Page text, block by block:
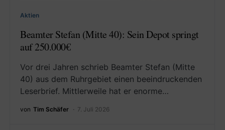
Aktien
Beamter Stefan (Mitte 40): Sein Depot springt
auf 250.000€
Vor drei Jahren schrieb Beamter Stefan (Mitte
40) aus dem Ruhrgebiet einen beeindruckenden
Leserbrief. Mittlerweile hat er enorme…
von Tim Schäfer 7. Juli 2026